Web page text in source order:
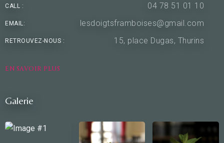
CALL : 04 78 51 01 10
EMAIL: lesdoigtsframboises@gmail.com
RETROUVEZ-NOUS : 15, place Dugas, Thurins
EN SAVOIR PLUS
Galerie